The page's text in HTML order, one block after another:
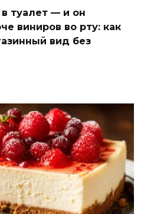
туалет — и он
виниров во рту: как
вид без